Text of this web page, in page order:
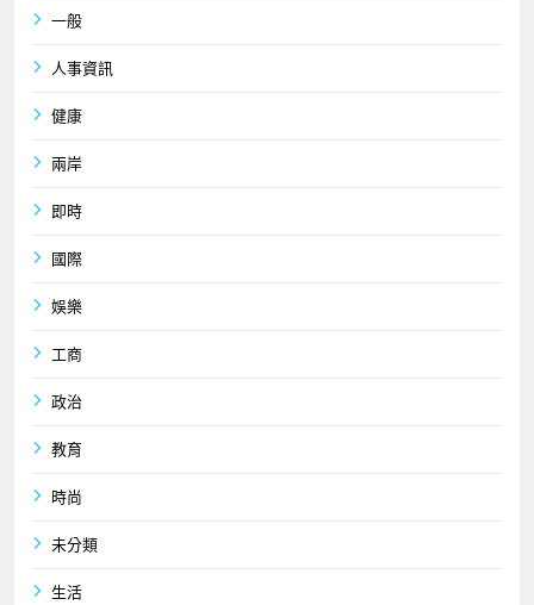
一般
人事資訊
健康
兩岸
即時
國際
娛樂
工商
政治
教育
時尚
未分類
生活